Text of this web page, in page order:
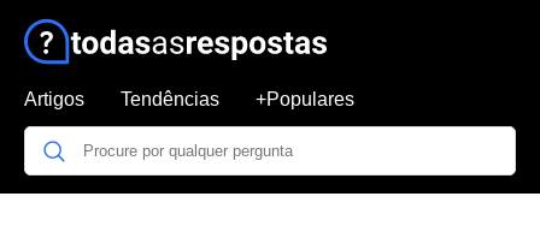
Artigos Tendências +Populares